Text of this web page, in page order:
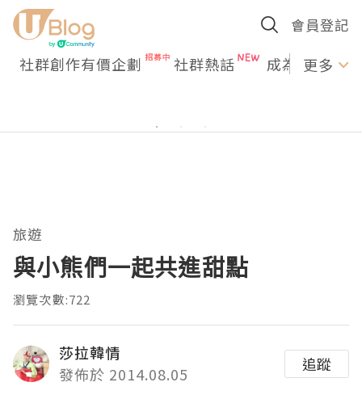
會員登記
社群創作有價企劃 社群熱話 成為U更多
旅遊
與小熊們一起共進甜點
瀏覽次數:722
莎拉韓情
發佈於 2014.08.05
追蹤